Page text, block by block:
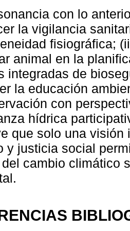
con lo
la vigilancia
fisiográfica;
animal en la
integradas de
la educación
con
hídrica
que solo una
y justicia social
cambio climático